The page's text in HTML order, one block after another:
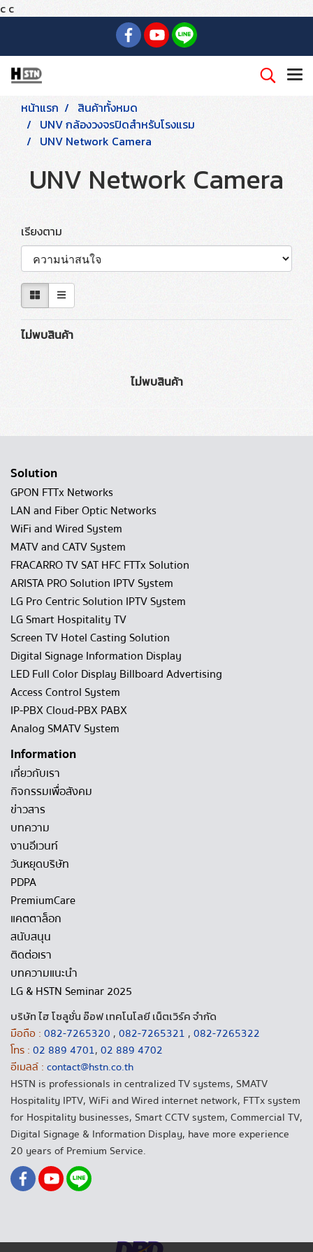
c c
หน้าแรก
สินค้าทั้งหมด
UNV กล้องวงจรปิดสำหรับโรงแรม
UNV Network Camera
UNV Network Camera
เรียงตาม
ไม่พบสินค้า
ไม่พบสินค้า
Solution
GPON FTTx Networks
LAN and Fiber Optic Networks
WiFi and Wired System
MATV and CATV System
FRACARRO TV SAT HFC FTTx Solution
ARISTA PRO Solution IPTV System
LG Pro Centric Solution IPTV System
LG Smart Hospitality TV
Screen TV Hotel Casting Solution
Digital Signage Information Display
LED Full Color Display Billboard Advertising
Access Control System
IP-PBX Cloud-PBX PABX
Analog SMATV System
Information
เกี่ยวกับเรา
กิจกรรมเพื่อสังคม
ข่าวสาร
บทความ
งานอีเวนท์
วันหยุดบริษัท
PDPA
PremiumCare
แคตตาล็อก
สนับสนุน
ติดต่อเรา
บทความแนะนำ
LG & HSTN Seminar 2025
บริษัท ไฮ โซลูชั่น อ๊อฟ เทคโนโลยี เน็ตเวิร์ค จำกัด
มือถือ : 082-7265320 , 082-7265321 , 082-7265322
โทร : 02 889 4701, 02 889 4702
อีเมลล์ : contact@hstn.co.th
HSTN is professionals in centralized TV systems, SMATV
Hospitality IPTV, WiFi and Wired internet network, FTTx system
for Hospitality businesses, Smart CCTV system, Commercial TV,
Digital Signage & Information Display, have more experience
20 years of Premium Service.